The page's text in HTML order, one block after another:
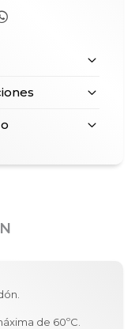
de 60ºC.